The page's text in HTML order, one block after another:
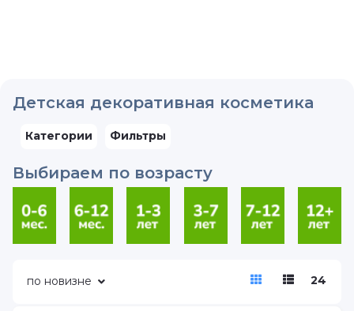
Детская декоративная косметика
Категории Фильтры
Выбираем по возрасту
по новизне 24